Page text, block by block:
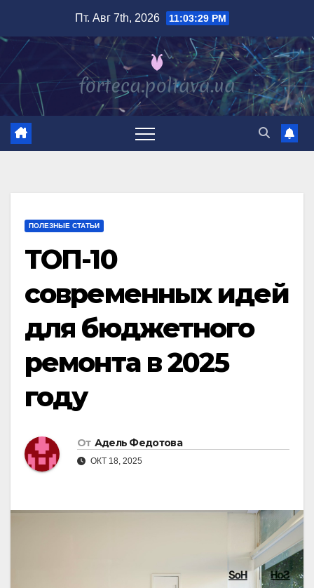
содержимому
Пт. Авг 7th, 2026 11:03:30 PM
ПОЛЕЗНЫЕ СТАТЬИ
ТОП-10
современных идей
для бюджетного
ремонта в 2025
году
От Адель Федотова
ОКТ 18, 2025